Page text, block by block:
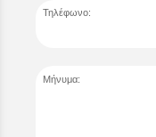
Τηλέφωνο:
Μήνυμα: